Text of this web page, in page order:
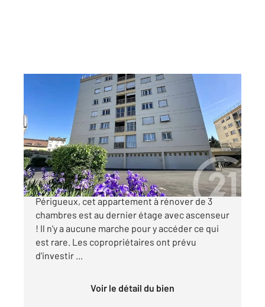
PERIGUEUX 24
, 5 pièces
Ref : 20821
Appartement F5 à vendre
98 000 €
PERIGUEUX Idéalement situé dans la ville de
Périgueux, cet appartement à rénover de 3
chambres est au dernier étage avec ascenseur
! Il n'y a aucune marche pour y accéder ce qui
est rare. Les copropriétaires ont prévu
d'investir ...
Voir le détail du bien